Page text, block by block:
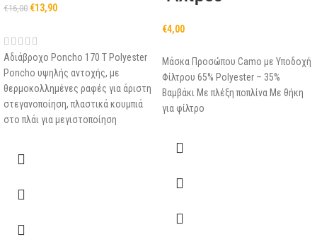
€16,00 €13,90
Αδιάβροχο Poncho 170 T Polyester
Poncho υψηλής αντοχής, με
θερμοκολλημένες ραφές για άριστη
στεγανοποίηση, πλαστικά κουμπιά
στο πλάι για μεγιστοποίηση
€4,00
Μάσκα Προσώπου Camo με Υποδοχή
Φίλτρου 65% Polyester – 35%
Βαμβάκι Με πλέξη ποπλίνα Με θήκη
για φίλτρο